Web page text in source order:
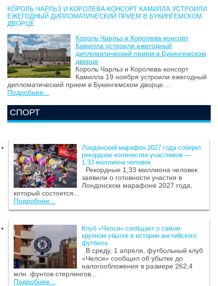
КОРОЛЬ ЧАРЛЬЗ И КОРОЛЕВА-КОНСОРТ КАМИЛЛА УСТРОИЛИ
ЕЖЕГОДНЫЙ ДИПЛОМАТИЧЕСКИЙ ПРИЕМ В БУКИНГЕМСКОМ
ДВОРЦЕ
Король Чарльз и Королева-консорт
Камилла устроили ежегодный
дипломатический прием в Букингемском
дворце
Король Чарльз и Королева-консорт
Камилла 19 ноября устроили ежегодный
дипломатический прием в Букингемском дворце....
Подробнее...
СПОРТ
Лондонский марафон 2027 года соберет
рекордное количество участников —
1,33 миллиона человек
Рекордные 1,33 миллиона человек
заявили о готовности участия в
Лондонском марафоне 2027 года,
который состоится...
Подробнее...
Клуб «Челси» сообщает о самом
крупном убытке в истории английского
футбола
В среду, 1 апреля, футбольный клуб
«Челси» сообщил об убытке до
налогообложения в размере 262,4
млн. фунтов стерлингов...
Подробнее...